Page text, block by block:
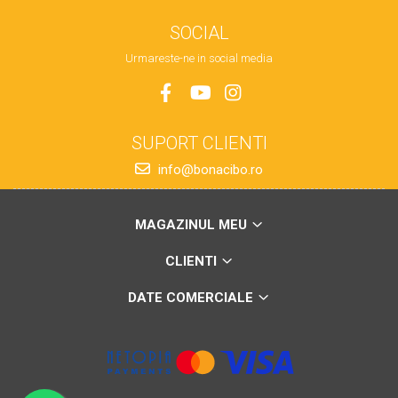
SOCIAL
Urmareste-ne in social media
SUPORT CLIENTI
info@bonacibo.ro
MAGAZINUL MEU
CLIENTI
DATE COMERCIALE